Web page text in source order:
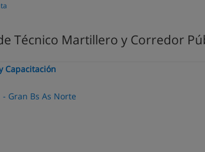
Técnico Martillero y Corredor
Capacitación
Gran Bs As Norte